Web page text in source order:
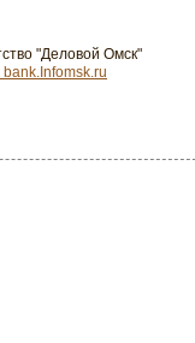
"Деловой Омск"